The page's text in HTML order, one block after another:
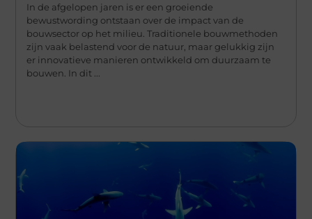
In de afgelopen jaren is er een groeiende
bewustwording ontstaan over de impact van de
bouwsector op het milieu. Traditionele bouwmethoden
zijn vaak belastend voor de natuur, maar gelukkig zijn
er innovatieve manieren ontwikkeld om duurzaam te
bouwen. In dit ...